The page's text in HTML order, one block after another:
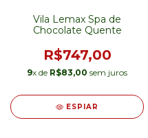
Vila Lemax Spa de
Chocolate Quente
R$747,00
9x de R$83,00 sem juros
ESPIAR